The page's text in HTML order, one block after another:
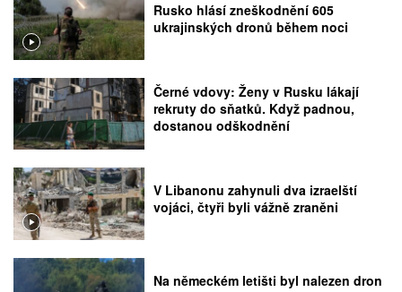
Rusko hlásí zneškodnění 605
ukrajinských dronů během noci
Černé vdovy: Ženy v Rusku lákají
rekruty do sňatků. Když padnou,
dostanou odškodnění
V Libanonu zahynuli dva izraelští
vojáci, čtyři byli vážně zraněni
Na německém letišti byl nalezen dron